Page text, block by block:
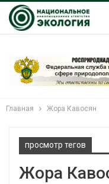
Главная Жора Кавосян
просмотр тегов
Жора